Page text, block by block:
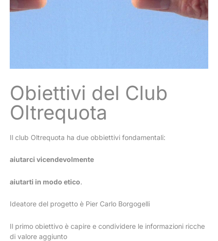
Obiettivi del Club
Oltrequota
Il club Oltrequota ha due obbiettivi fondamentali:
aiutarci vicendevolmente
aiutarti in modo etico.
Ideatore del progetto è Pier Carlo Borgogelli
Il primo obiettivo è capire e condividere le informazioni ricche
di valore aggiunto